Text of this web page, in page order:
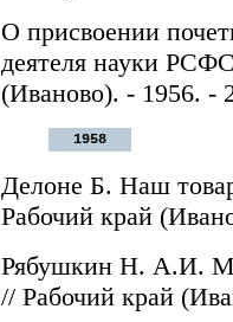
О присвоении
деятеля науки
(Иваново). - 1956. -
1958
Делоне Б. Наш
Рабочий край
Рябушкин Н. А.И.
// Рабочий край